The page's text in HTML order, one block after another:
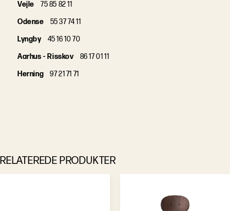
Vejle
75 85 82 11
Odense
55 37 74 11
Lyngby
45 16 10 70
Aarhus - Risskov
86 17 01 11
Herning
97 21 71 71
RELATEREDE PRODUKTER